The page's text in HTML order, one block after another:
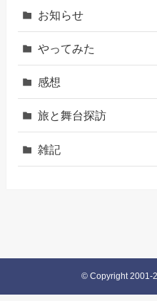
お知らせ
やってみた
感想
旅と舞台探訪
雑記
©Copyright 2001-